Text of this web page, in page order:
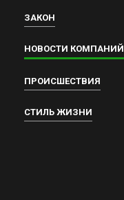
ЗАКОН
НОВОСТИ КОМПАНИЙ
ПРОИСШЕСТВИЯ
СТИЛЬ ЖИЗНИ